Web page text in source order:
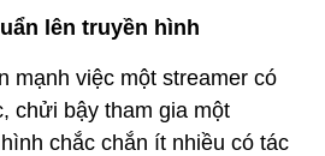
lên truyền hình
mạnh việc một streamer có
chửi bậy tham gia một
chắc chắn ít nhiều có tác